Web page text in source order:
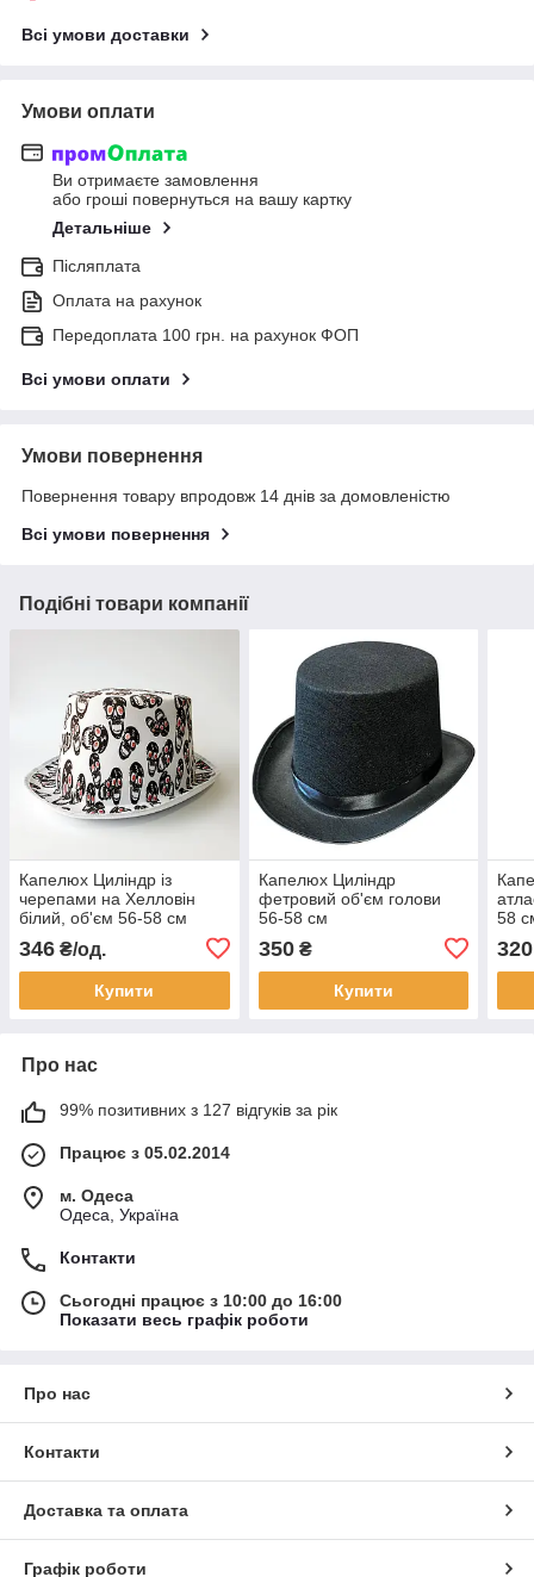
Всі умови доставки
Умови оплати
Ви отримаєте замовлення
або гроші повернуться на вашу картку
Детальніше
Післяплата
Оплата на рахунок
Передоплата 100 грн. на рахунок ФОП
Всі умови оплати
Умови повернення
Повернення товару впродовж 14 днів за домовленістю
Всі умови повернення
Подібні товари компанії
Капелюх Циліндр із
черепами на Хелловін
білий, об'єм 56-58 см
346 ₴/од.
Купити
Капелюх Циліндр
фетровий об'єм голови
56-58 см
350₴
Купити
58
320
Про нас
99% позитивних з 127 відгуків за рік
Працює з 05.02.2014
м. Одеса
Одеса, Україна
Контакти
Сьогодні працює з 10:00 до 16:00
Показати весь графік роботи
Про нас
Контакти
Доставка та оплата
Графік роботи